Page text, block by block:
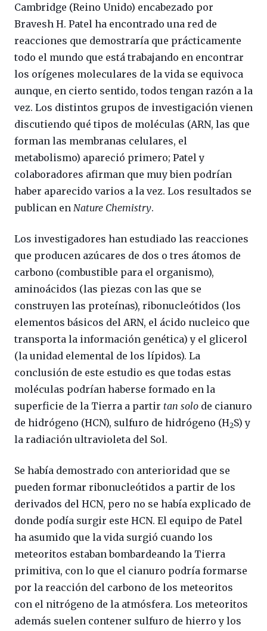
Cambridge (Reino Unido) encabezado por
Bravesh H. Patel ha encontrado una red de
reacciones que demostraría que prácticamente
todo el mundo que está trabajando en encontrar
los orígenes moleculares de la vida se equivoca
aunque, en cierto sentido, todos tengan razón a la
vez. Los distintos grupos de investigación vienen
discutiendo qué tipos de moléculas (ARN, las que
forman las membranas celulares, el
metabolismo) apareció primero; Patel y
colaboradores afirman que muy bien podrían
haber aparecido varios a la vez. Los resultados se
publican en Nature Chemistry.
Los investigadores han estudiado las reacciones
que producen azúcares de dos o tres átomos de
carbono (combustible para el organismo),
aminoácidos (las piezas con las que se
construyen las proteínas), ribonucleótidos (los
elementos básicos del ARN, el ácido nucleico que
transporta la información genética) y el glicerol
(la unidad elemental de los lípidos). La
conclusión de este estudio es que todas estas
moléculas podrían haberse formado en la
superficie de la Tierra a partir tan solo de cianuro
de hidrógeno (HCN), sulfuro de hidrógeno (H2S) y
la radiación ultravioleta del Sol.
Se había demostrado con anterioridad que se
pueden formar ribonucleótidos a partir de los
derivados del HCN, pero no se había explicado de
donde podía surgir este HCN. El equipo de Patel
ha asumido que la vida surgió cuando los
meteoritos estaban bombardeando la Tierra
primitiva, con lo que el cianuro podría formarse
por la reacción del carbono de los meteoritos
con el nitrógeno de la atmósfera. Los meteoritos
además suelen contener sulfuro de hierro y los